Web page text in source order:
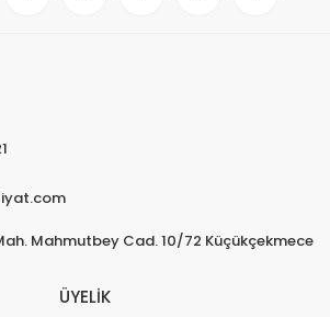
Mahmutbey Cad. 10/72 Küçükçekmece
ÜYELİK